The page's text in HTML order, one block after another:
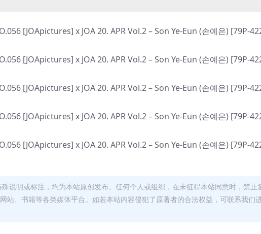
说明或标注，均为本站原创发布。任何个人或组织，在未征得本站同意时，禁止
站、书籍等各类媒体平台。如若本站内容侵犯了原著者的合法权益，可联系我们